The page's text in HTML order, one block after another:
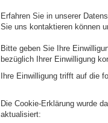
Erfahren Sie in unserer
Sie uns kontaktieren können
Bitte geben Sie Ihre
bezüglich Ihrer Einwilligung
Ihre Einwilligung trifft auf die
Die Cookie-Erklärung wurde
aktualisiert: